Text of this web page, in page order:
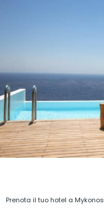
Prenota il tuo hotel a Mykonos